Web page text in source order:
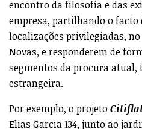
jovens famílias. OCitiflat
produto mais dirigido a
nacionais que procuraram
numa zona tipicamente
servida de todo o tipo de
de diversas infraestruturas
um design interior adaptado
moderno, familiar e